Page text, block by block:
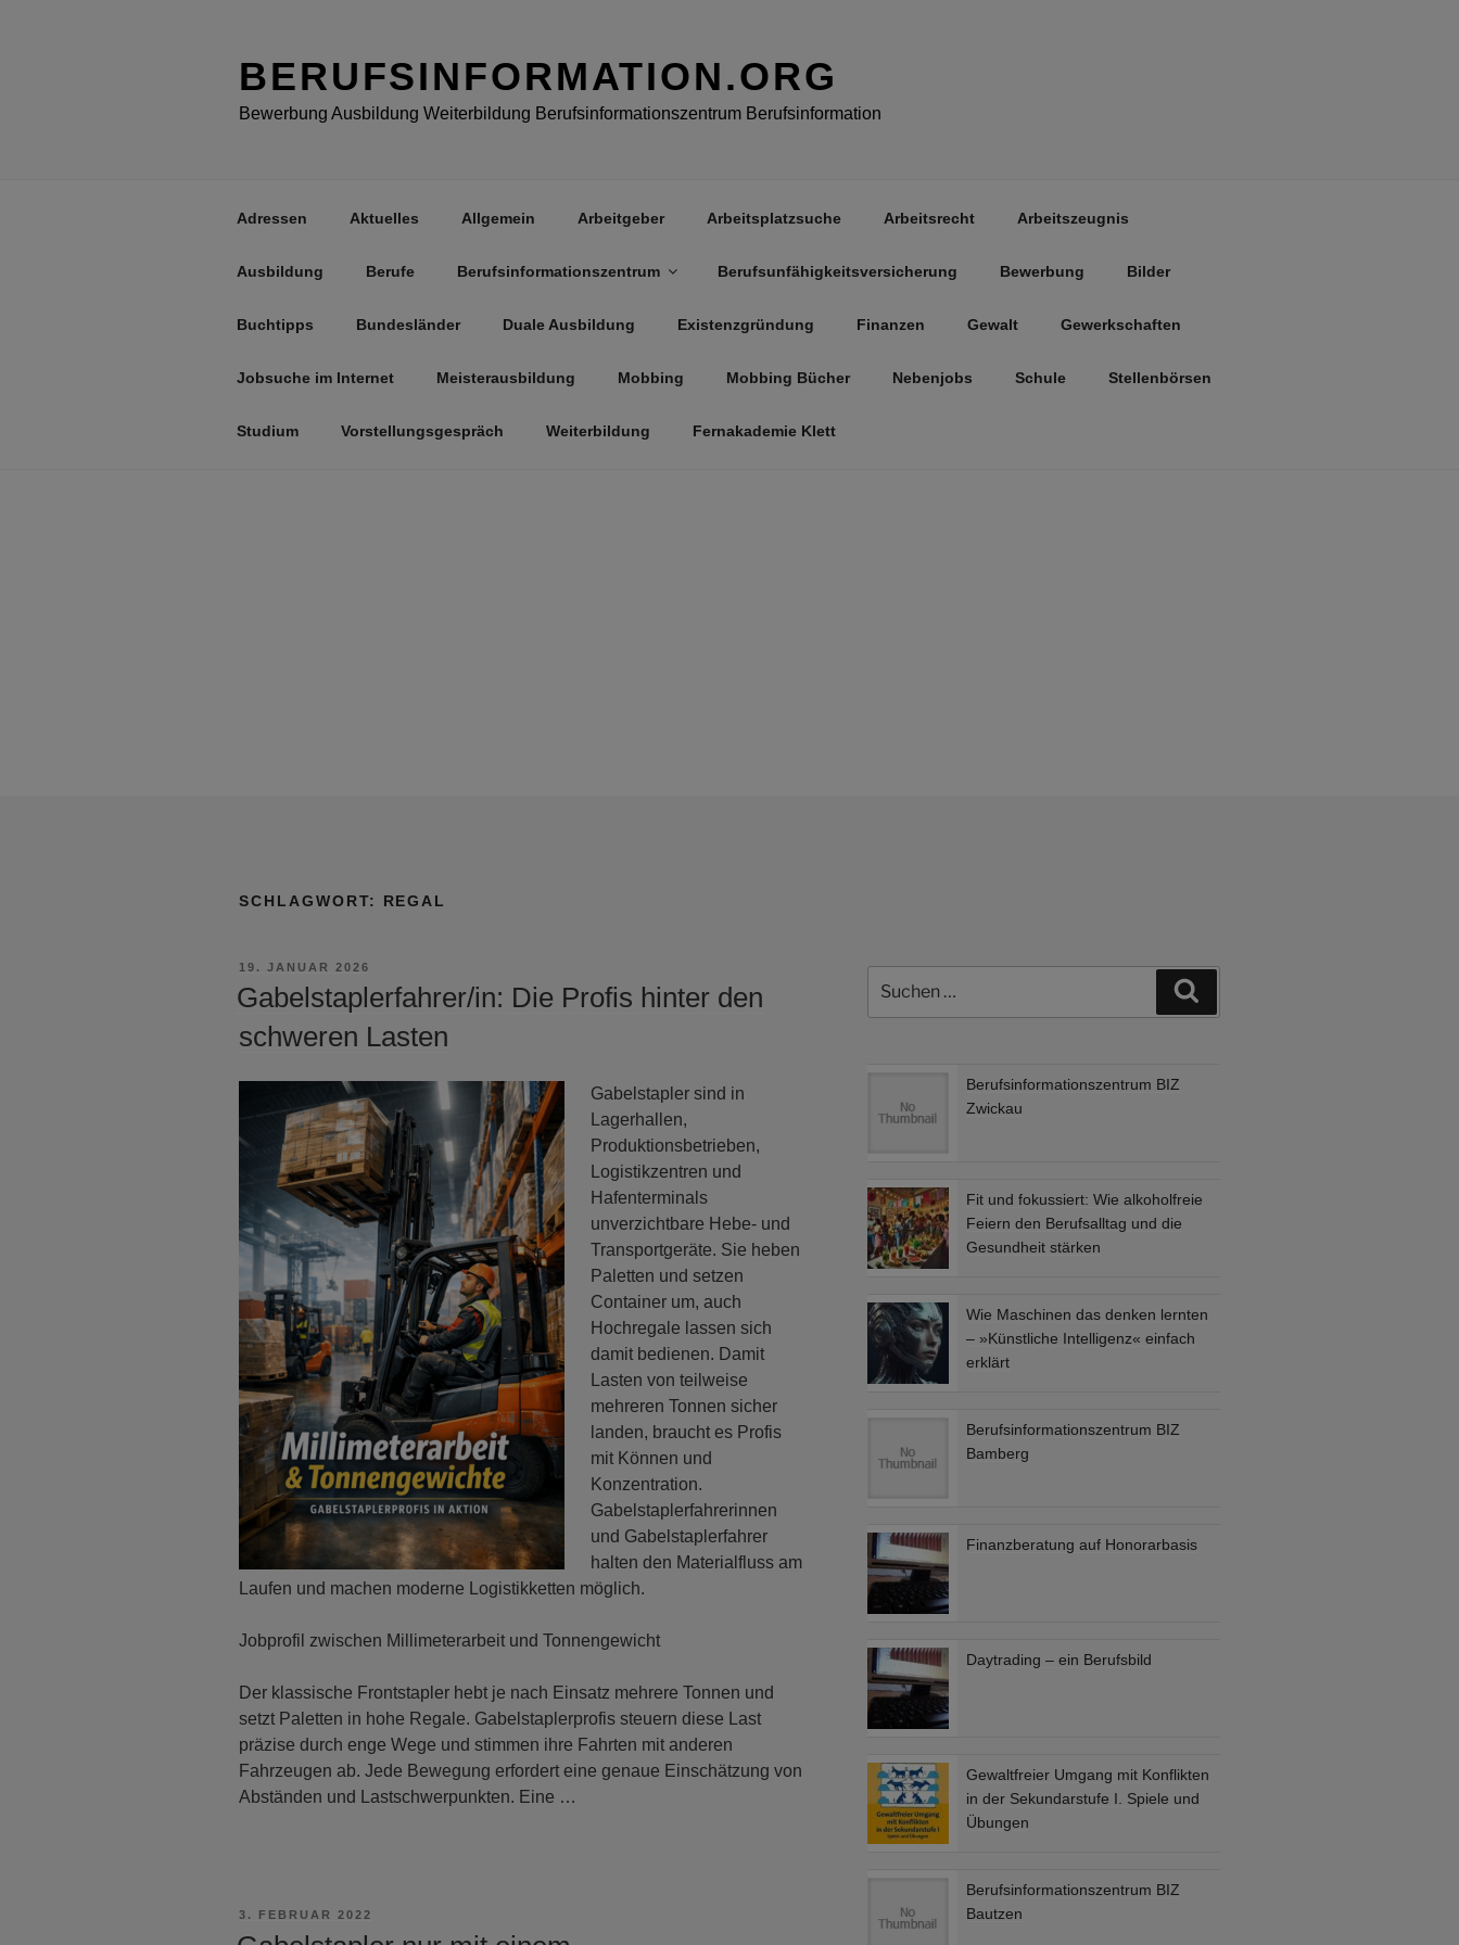
BERUFSINFORMATION.ORG
Bewerbung Ausbildung Weiterbildung Berufsinformationszentrum Berufsinformation
Adressen Aktuelles Allgemein Arbeitgeber Arbeitsplatzsuche Arbeitsrecht Arbeitszeugnis
Ausbildung Berufe Berufsinformationszentrum Berufsunfähigkeitsversicherung Bewerbung Bilder
Buchtipps Bundesländer Duale Ausbildung Existenzgründung Finanzen Gewalt Gewerkschaften
Jobsuche im Internet Meisterausbildung Mobbing Mobbing Bücher Nebenjobs Schule Stellenbörsen
Studium Vorstellungsgespräch Weiterbildung Fernakademie Klett
SCHLAGWORT: REGAL
VERÖFFENTLICHT
19. JANUAR 2026
Gabelstaplerfahrer/in: Die Profis hinter den
schweren Lasten
Gabelstapler sind in
Lagerhallen,
Produktionsbetrieben,
Logistikzentren und
Hafenterminals
unverzichtbare Hebe- und
Transportgeräte. Sie heben
Paletten und setzen
Container um, auch
Hochregale lassen sich
damit bedienen. Damit
Lasten von teilweise
mehreren Tonnen sicher
landen, braucht es Profis
mit Können und
Konzentration.
Gabelstaplerfahrerinnen
und Gabelstaplerfahrer
halten den Materialfluss am
Laufen und machen moderne Logistikketten möglich.
Jobprofil zwischen Millimeterarbeit und Tonnengewicht
Der klassische Frontstapler hebt je nach Einsatz mehrere Tonnen und
setzt Paletten in hohe Regale. Gabelstaplerprofis steuern diese Last
präzise durch enge Wege und stimmen ihre Fahrten mit anderen
Fahrzeugen ab. Jede Bewegung erfordert eine genaue Einschätzung von
Abständen und Lastschwerpunkten. Eine …
VERÖFFENTLICHT
3. FEBRUAR 2022
nach:
Berufsinformationszentrum BIZ
Zwickau
Fit und fokussiert: Wie alkoholfreie
Feiern den Berufsalltag und die
Gesundheit stärken
Wie Maschinen das denken lernten
– »Künstliche Intelligenz« einfach
erklärt
Berufsinformationszentrum BIZ
Bamberg
Finanzberatung auf Honorarbasis
Daytrading – ein Berufsbild
Gewaltfreier Umgang mit Konflikten
in der Sekundarstufe I. Spiele und
Übungen
Berufsinformationszentrum BIZ
Bautzen